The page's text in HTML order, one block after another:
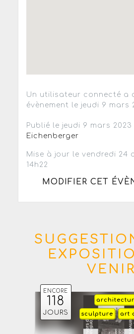
Un utilisateur connecté a
évènement le jeudi 9 mars
Publié le jeudi 9 mars
Eichenberger
Mise à jour le vendredi 24
14h22
MODIFIER CET
VENIR
ENCORE
118
JOURS art
sculpture